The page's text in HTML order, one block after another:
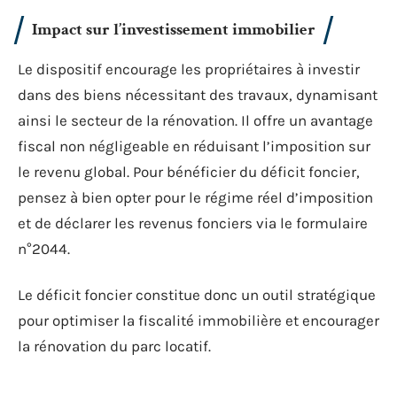
Impact sur l’investissement immobilier
Le dispositif encourage les propriétaires à investir
dans des biens nécessitant des travaux, dynamisant
ainsi le secteur de la rénovation. Il offre un avantage
fiscal non négligeable en réduisant l’imposition sur
le revenu global. Pour bénéficier du déficit foncier,
pensez à bien opter pour le régime réel d’imposition
et de déclarer les revenus fonciers via le formulaire
n°2044.
Le déficit foncier constitue donc un outil stratégique
pour optimiser la fiscalité immobilière et encourager
la rénovation du parc locatif.